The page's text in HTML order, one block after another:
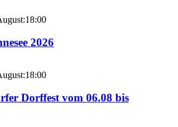
2026
Dorffest vom 06.08 bis